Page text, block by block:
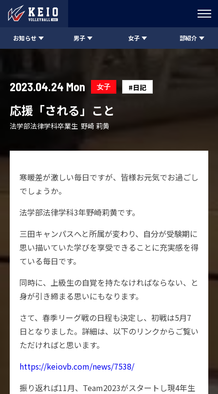
お知らせ 男子 女子 部紹介
2023.04.24 Mon 女子 #日記
応援「される」こと
法学部法律学科卒業生 野崎 莉黄
寒暖差が激しい毎日ですが、皆様お元気でお過ごし
でしょうか。
法学部法律学科3年野崎莉黄です。
三田キャンパスへと所属が変わり、自分が受験期に
思い描いていた学びを享受できることに充実感を得
ている毎日です。
同時に、上級生の自覚を持たなければならない、と
身が引き締まる思いにもなります。
さて、春季リーグ戦の日程も決定し、初戦は5月7
日となりました。詳細は、以下のリンクからご覧い
ただければと思います。
https://keiovb.com/news/7538/
振り返れば11月、Team2023がスタートし現4年生